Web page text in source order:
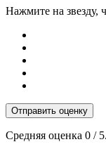
Нажмите на звезду,
Отправить оценку
Средняя оценка 0 /